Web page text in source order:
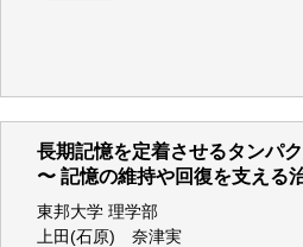
長期記憶を定着させるタンパ
〜 記憶の維持や回復を支える
東邦大学 理学部
上田(石原) 奈津実